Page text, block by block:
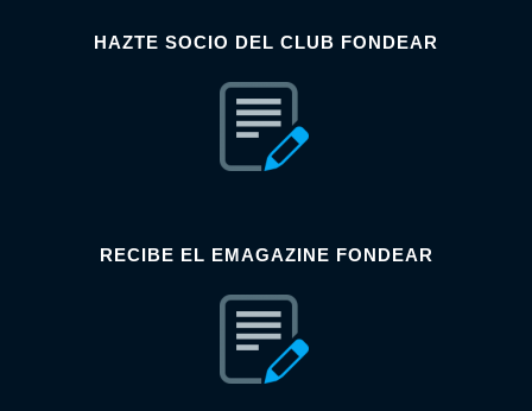
HAZTE SOCIO DEL CLUB FONDEAR
RECIBE EL EMAGAZINE FONDEAR